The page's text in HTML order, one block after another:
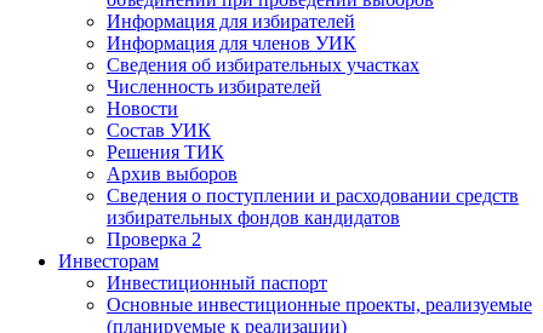
Информация для избирателей
Информация для членов УИК
Сведения об избирательных участках
Численность избирателей
Новости
Состав УИК
Решения ТИК
Архив выборов
Сведения о поступлении и расходовании средств
избирательных фондов кандидатов
Проверка 2
Инвесторам
Инвестиционный паспорт
Основные инвестиционные проекты, реализуемые
(планируемые к реализации)